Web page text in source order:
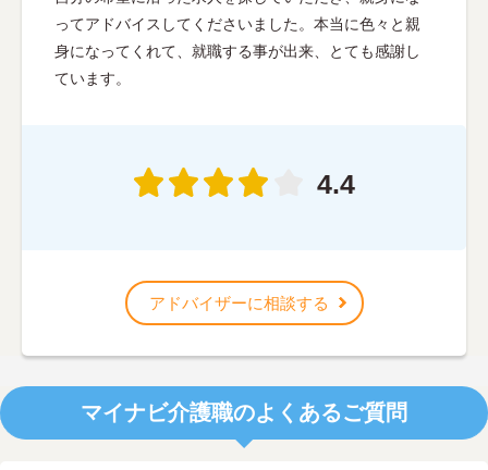
ってアドバイスしてくださいました。本当に色々と親
身になってくれて、就職する事が出来、とても感謝し
ています。
4.4
アドバイザーに相談する
マイナビ介護職のよくあるご質問